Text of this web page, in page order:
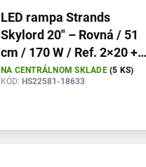
LED rampa Strands
Skylord 20" – Rovná / 51
cm / 170 W / Ref. 2×20 +
XBB Dongle & PowerUnit
NA CENTRÁLNOM SKLADE(5 KS)
KÓD: HS22581-18633